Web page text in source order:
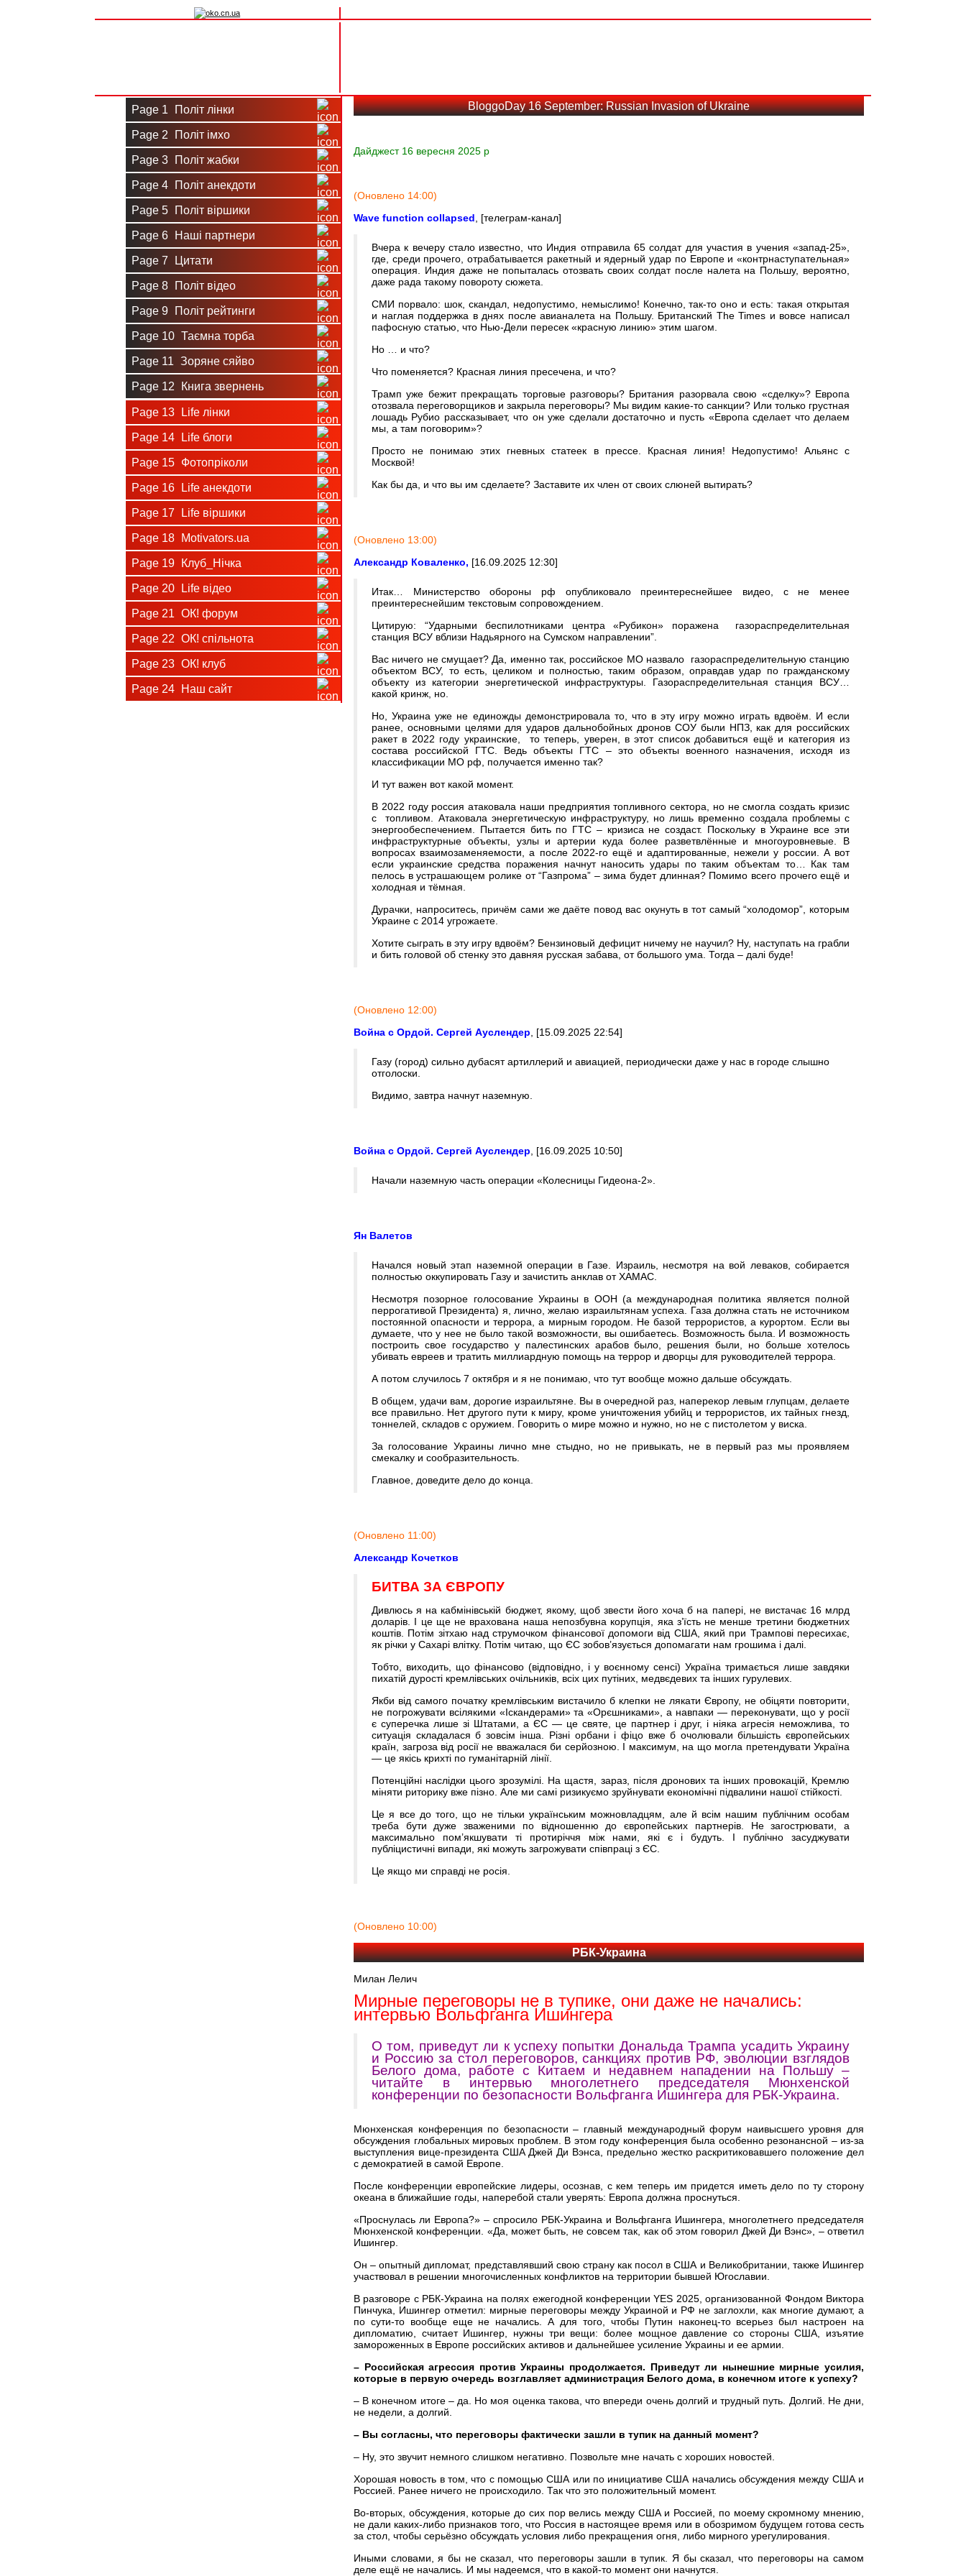
Page 1 Політ лінки
Page 2 Політ імхо
Page 3 Політ жабки
Page 4 Політ анекдоти
Page 5 Політ віршики
Page 6 Наші партнери
Page 7 Цитати
Page 8 Політ відео
Page 9 Політ рейтинги
Page 10 Таємна торба
Page 11 Зоряне сяйво
Page 12 Книга звернень
Page 13 Life лінки
Page 14 Life блоги
Page 15 Фотопріколи
Page 16 Life анекдоти
Page 17 Life віршики
Page 18 Motivators.ua
Page 19 Клуб_Нічка
Page 20 Life відео
Page 21 ОК! форум
Page 22 ОК! спільнота
Page 23 ОК! клуб
Page 24 Наш сайт
BloggoDay 16 September: Russian Invasion of Ukraine
Дайджест 16 вересня 2025 р
(Оновлено 14:00)
Wave function collapsed , [телеграм-канал]
Вчера к вечеру стало известно, что Индия отправила 65 солдат для участия в учения «запад-25»,
где, среди прочего, отрабатывается ракетный и ядерный удар по Европе и «контрнаступательная»
операция. Индия даже не попыталась отозвать своих солдат после налета на Польшу, вероятно,
даже рада такому повороту сюжета.
СМИ порвало: шок, скандал, недопустимо, немыслимо! Конечно, так-то оно и есть: такая открытая
и наглая поддержка в днях после авианалета на Польшу. Британский The Times и вовсе написал
пафосную статью, что Нью-Дели пересек «красную линию» этим шагом.
Но … и что?
Что поменяется? Красная линия пресечена, и что?
Трамп уже бежит прекращать торговые разговоры? Британия разорвала свою «сделку»? Европа
отозвала переговорщиков и закрыла переговоры? Мы видим какие-то санкции? Или только грустная
лошадь Рубио рассказывает, что он уже сделали достаточно и пусть «Европа сделает что делаем
мы, а там поговорим»?
Просто не понимаю этих гневных статеек в прессе. Красная линия! Недопустимо! Альянс с
Москвой!
Как бы да, и что вы им сделаете? Заставите их член от своих слюней вытирать?
(Оновлено 13:00)
Александр Коваленко, [16.09.2025 12:30]
Итак… Министерство обороны рф опубликовало преинтереснейшее видео, с не менее
преинтереснейшим текстовым сопровождением.
Цитирую: “Ударными беспилотниками центра «Рубикон» поражена газораспределительная
станция ВСУ вблизи Надьярного на Cумском направлении”.
Вас ничего не смущает? Да, именно так, российское МО назвало газораспределительную станцию
объектом ВСУ, то есть, целиком и полностью, таким образом, оправдав удар по гражданскому
объекту из категории энергетической инфраструктуры. Газораспределительная станция ВСУ…
какой кринж, но.
Но, Украина уже не единожды демонстрировала то, что в эту игру можно играть вдвоём. И если
ранее, основными целями для ударов дальнобойных дронов СОУ были НПЗ, как для российских
ракет в 2022 году украинские, то теперь, уверен, в этот список добавиться ещё и категория из
состава российской ГТС. Ведь объекты ГТС – это объекты военного назначения, исходя из
классификации МО рф, получается именно так?
И тут важен вот какой момент.
В 2022 году россия атаковала наши предприятия топливного сектора, но не смогла создать кризис
с топливом. Атаковала энергетическую инфраструктуру, но лишь временно создала проблемы с
энергообеспечением. Пытается бить по ГТС – кризиса не создаст. Поскольку в Украине все эти
инфраструктурные объекты, узлы и артерии куда более разветвлённые и многоуровневые. В
вопросах взаимозаменяемости, а после 2022-го ещё и адаптированные, нежели у россии. А вот
если украинские средства поражения начнут наносить удары по таким объектам то… Как там
пелось в устрашающем ролике от “Газпрома” – зима будет длинная? Помимо всего прочего ещё и
холодная и тёмная.
Дурачки, напроситесь, причём сами же даёте повод вас окунуть в тот самый “холодомор”, которым
Украине с 2014 угрожаете.
Хотите сыграть в эту игру вдвоём? Бензиновый дефицит ничему не научил? Ну, наступать на грабли
и бить головой об стенку это давняя русская забава, от большого ума. Тогда – далі буде!
(Оновлено 12:00)
Война с Ордой. Сергей Ауслендер , [15.09.2025 22:54]
Газу (город) сильно дубасят артиллерий и авиацией, периодически даже у нас в городе слышно
отголоски.
Видимо, завтра начнут наземную.
Война с Ордой. Сергей Ауслендер , [16.09.2025 10:50]
Начали наземную часть операции «Колесницы Гидеона-2».
Ян Валетов
Начался новый этап наземной операции в Газе. Израиль, несмотря на вой леваков, собирается
полностью оккупировать Газу и зачистить анклав от ХАМАС.
Несмотря позорное голосование Украины в ООН (а международная политика является полной
перрогативой Президента) я, лично, желаю израильтянам успеха. Газа должна стать не источником
постоянной опасности и террора, а мирным городом. Не базой террористов, а курортом. Если вы
думаете, что у нее не было такой возможности, вы ошибаетесь. Возможность была. И возможность
построить свое государство у палестинских арабов было, решения были, но больше хотелось
убивать евреев и тратить миллиардную помощь на террор и дворцы для руководителей террора.
А потом случилось 7 октября и я не понимаю, что тут вообще можно дальше обсуждать.
В общем, удачи вам, дорогие израильтяне. Вы в очередной раз, наперекор левым глупцам, делаете
все правильно. Нет другого пути к миру, кроме уничтожения убийц и террористов, их тайных гнезд,
тоннелей, складов с оружием. Говорить о мире можно и нужно, но не с пистолетом у виска.
За голосование Украины лично мне стыдно, но не привыкать, не в первый раз мы проявляем
смекалку и сообразительность.
Главное, доведите дело до конца.
(Оновлено 11:00)
Александр Кочетков
БИТВА ЗА ЄВРОПУ
Дивлюсь я на кабмінівській бюджет, якому, щоб звести його хоча б на папері, не вистачає 16 млрд
доларів. І це ще не врахована наша непозбувна корупція, яка з’їсть не менше третини бюджетних
коштів. Потім зітхаю над струмочком фінансової допомоги від США, який при Трампові пересихає,
як річки у Сахарі влітку. Потім читаю, що ЄС зобов’язується допомагати нам грошима і далі.
Тобто, виходить, що фінансово (відповідно, і у воєнному сенсі) Україна тримається лише завдяки
пихатій дурості кремлівських очільників, всіх цих путіних, медвєдевих та інших гурулевих.
Якби від самого початку кремлівським вистачило б клепки не лякати Європу, не обіцяти повторити,
не погрожувати всілякими «Іскандерами» та «Орєшниками», а навпаки — переконувати, що у росії
є суперечка лише зі Штатами, а ЄС — це святе, це партнер і друг, і ніяка агресія неможлива, то
ситуація складалася б зовсім інша. Різні орбани і фіцо вже б очолювали більшість європейських
країн, загроза від росії не вважалася би серйозною. І максимум, на що могла претендувати Україна
— це якісь крихті по гуманітарній лінії.
Потенційні наслідки цього зрозумілі. На щастя, зараз, після дронових та інших провокацій, Кремлю
міняти риторику вже пізно. Але ми самі ризикуємо зруйнувати економічні підвалини нашої стійкості.
Це я все до того, що не тільки українським можновладцям, але й всім нашим публічним особам
треба бути дуже зваженими по відношенню до європейських партнерів. Не загострювати, а
максимально пом’якшувати ті протиріччя між нами, які є і будуть. І публічно засуджувати
публіцистичні випади, які можуть загрожувати співпраці з ЄС.
Це якщо ми справді не росія.
(Оновлено 10:00)
РБК-Украина
Милан Лелич
Мирные переговоры не в тупике, они даже не начались:
интервью Вольфганга Ишингера
О том, приведут ли к успеху попытки Дональда Трампа усадить Украину
и Россию за стол переговоров, санкциях против РФ, эволюции взглядов
Белого дома, работе с Китаем и недавнем нападении на Польшу –
читайте в интервью многолетнего председателя Мюнхенской
конференции по безопасности Вольфганга Ишингера для РБК-Украина.
Мюнхенская конференция по безопасности – главный международный форум наивысшего уровня для
обсуждения глобальных мировых проблем. В этом году конференция была особенно резонансной – из-за
выступления вице-президента США Джей Ди Вэнса, предельно жестко раскритиковавшего положение дел
с демократией в самой Европе.
После конференции европейские лидеры, осознав, с кем теперь им придется иметь дело по ту сторону
океана в ближайшие годы, наперебой стали уверять: Европа должна проснуться.
«Проснулась ли Европа?» – спросило РБК-Украина и Вольфганга Ишингера, многолетнего председателя
Мюнхенской конференции. «Да, может быть, не совсем так, как об этом говорил Джей Ди Вэнс», – ответил
Ишингер.
Он – опытный дипломат, представлявший свою страну как посол в США и Великобритании, также Ишингер
участвовал в решении многочисленных конфликтов на территории бывшей Югославии.
В разговоре с РБК-Украина на полях ежегодной конференции YES 2025, организованной Фондом Виктора
Пинчука, Ишингер отметил: мирные переговоры между Украиной и РФ не заглохли, как многие думают, а
по сути-то вообще еще не начались. А для того, чтобы Путин наконец-то всерьез был настроен на
дипломатию, считает Ишингер, нужны три вещи: более мощное давление со стороны США, изъятие
замороженных в Европе российских активов и дальнейшее усиление Украины и ее армии.
– Российская агрессия против Украины продолжается. Приведут ли нынешние мирные усилия,
которые в первую очередь возглавляет администрация Белого дома, в конечном итоге к успеху?
– В конечном итоге – да. Но моя оценка такова, что впереди очень долгий и трудный путь. Долгий. Не дни,
не недели, а долгий.
– Вы согласны, что переговоры фактически зашли в тупик на данный момент?
– Ну, это звучит немного слишком негативно. Позвольте мне начать с хороших новостей.
Хорошая новость в том, что с помощью США или по инициативе США начались обсуждения между США и
Россией. Ранее ничего не происходило. Так что это положительный момент.
Во-вторых, обсуждения, которые до сих пор велись между США и Россией, по моему скромному мнению,
не дали каких-либо признаков того, что Россия в настоящее время или в обозримом будущем готова сесть
за стол, чтобы серьёзно обсуждать условия либо прекращения огня, либо мирного урегулирования.
Иными словами, я бы не сказал, что переговоры зашли в тупик. Я бы сказал, что переговоры на самом
деле ещё не начались. И мы надеемся, что в какой-то момент они начнутся.